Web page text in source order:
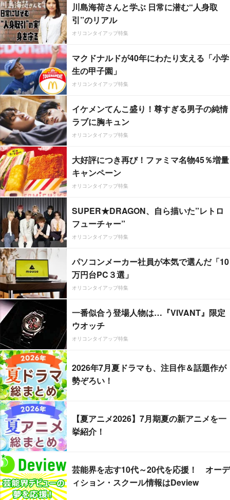
川島海荷さんと学ぶ 日常に潜む“人身取
引”のリアル
オリコンタイアップ特集
マクドナルドが40年にわたり支える「小学
生の甲子園」
オリコンタイアップ特集
イケメンてんこ盛り！尊すぎる男子の純情
ラブに胸キュン
オリコンタイアップ特集
大好評につき再び！ファミマ名物45％増量
キャンペーン
オリコンタイアップ特集
SUPER★DRAGON、自ら描いた”レトロ
フューチャー”
オリコンタイアップ特集
パソコンメーカー社員が本気で選んだ「10
万円台PC３選」
オリコンタイアップ特集
一番似合う登場人物は…『VIVANT』限定
ウオッチ
オリコンタイアップ特集
2026年7月夏ドラマも、注目作＆話題作が
勢ぞろい！
【夏アニメ2026】7月期夏の新アニメを一
挙紹介！
芸能界を志す10代～20代を応援！ オーデ
ィション・スクール情報はDeview